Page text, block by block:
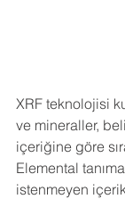
XRF teknolojisi
ve mineraller,
içeriğine göre
Elemental
istenmeyen